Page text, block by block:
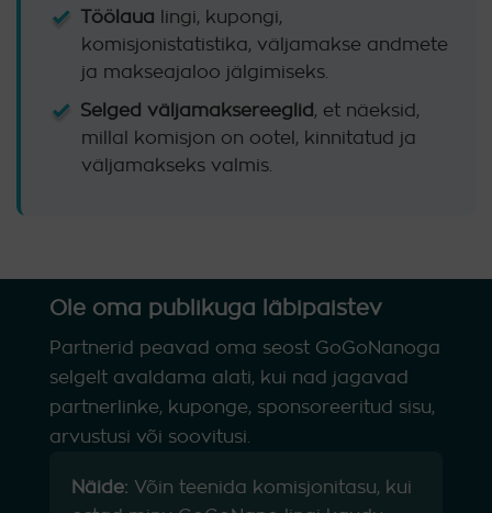
Töölaua lingi, kupongi,
komisjonistatistika, väljamakse andmete
ja makseajaloo jälgimiseks.
Selged väljamaksereeglid, et näeksid,
millal komisjon on ootel, kinnitatud ja
väljamakseks valmis.
Ole oma publikuga läbipaistev
Partnerid peavad oma seost GoGoNanoga
selgelt avaldama alati, kui nad jagavad
partnerlinke, kuponge, sponsoreeritud sisu,
arvustusi või soovitusi.
Näide: Võin teenida komisjonitasu, kui